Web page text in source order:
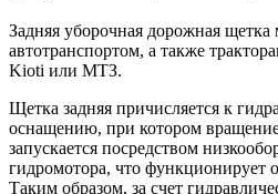
Задняя уборочная дорожная
автотранспортом, а также
Kioti или МТЗ.
Щетка задняя причисляется к
оснащению, при котором
запускается посредством
гидромотора, что функционирует
Таким образом, за счет